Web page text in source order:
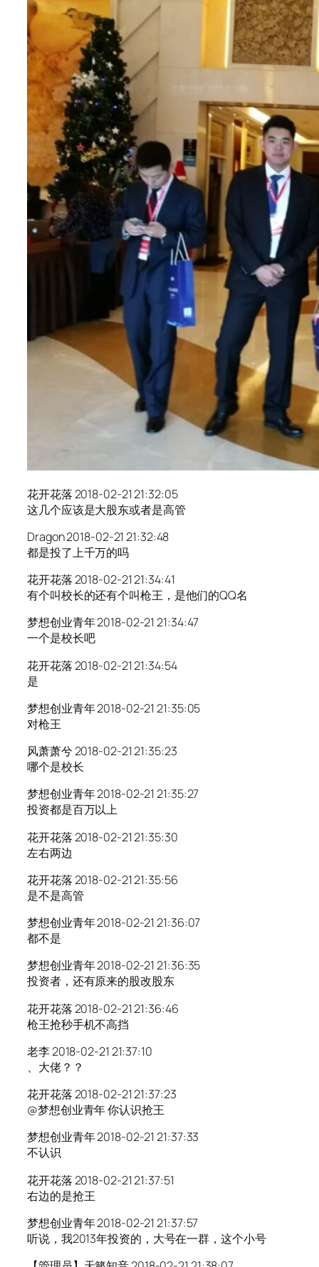
花开花落 2018-02-21 21:32:05
这几个应该是大股东或者是高管
Dragon 2018-02-21 21:32:48
都是投了上千万的吗
花开花落 2018-02-21 21:34:41
有个叫校长的还有个叫枪王，是他们的QQ名
梦想创业青年 2018-02-21 21:34:47
一个是校长吧
花开花落 2018-02-21 21:34:54
是
梦想创业青年 2018-02-21 21:35:05
对枪王
风萧萧兮 2018-02-21 21:35:23
哪个是校长
梦想创业青年 2018-02-21 21:35:27
投资都是百万以上
花开花落 2018-02-21 21:35:30
左右两边
花开花落 2018-02-21 21:35:56
是不是高管
梦想创业青年 2018-02-21 21:36:07
都不是
梦想创业青年 2018-02-21 21:36:35
投资者，还有原来的股改股东
花开花落 2018-02-21 21:36:46
枪王抢秒手机不高挡
老李 2018-02-21 21:37:10
、大佬？？
花开花落 2018-02-21 21:37:23
@梦想创业青年 你认识抢王
梦想创业青年 2018-02-21 21:37:33
不认识
花开花落 2018-02-21 21:37:51
右边的是抢王
梦想创业青年 2018-02-21 21:37:57
听说，我2013年投资的，大号在一群，这个小号